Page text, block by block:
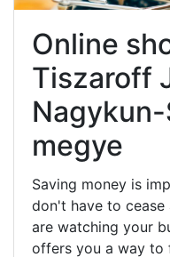
Online
Tiszaroff
megye
Saving money is
don't have to
are watching your
offers you a way to